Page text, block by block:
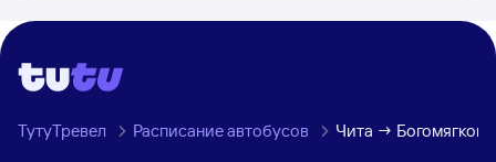
ТутуТревел Расписание автобусов Чита → Богомягково